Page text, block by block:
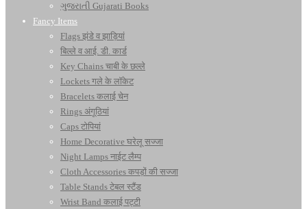
ગુજરાતી Gujarati Books
Fancy Items
Flags झंडे व झाड़ियां
बिल्ले व आई. डी. कार्ड
Key Chains चाबी के छल्ले
Lockets गले के लॉकेट
Bracelets कलाई चेन
Rings अंगूठियां
Caps टोपियां
Home Decorative घरेलू सज्जा
Night Lamps नाईट लैम्प
Cloth Accessories कपड़ों की सज्जा
Table Stands टेबल स्टैंड
Wrist Band कलाई पट्टी